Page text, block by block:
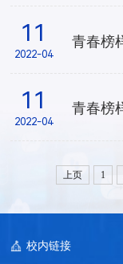
11
2022-04
青春榜
11
2022-04
青春榜
上页 1
校内链接